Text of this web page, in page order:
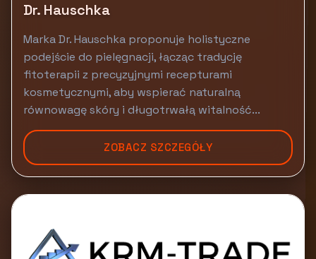
Dr. Hauschka
Marka Dr. Hauschka proponuje holistyczne
podejście do pielęgnacji, łącząc tradycję
fitoterapii z precyzyjnymi recepturami
kosmetycznymi, aby wspierać naturalną
równowagę skóry i długotrwałą witalność...
ZOBACZ SZCZEGÓŁY